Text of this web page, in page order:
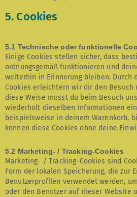
5. Cookies
5.1 Technische oder funktionelle
Einige Cookies stellen sicher, dass
ordnungsgemäß funktionieren und
weiterhin in Erinnerung bleiben. Durch
Cookies erleichtern wir dir den Besuch
diese Weise musst du beim Besuch
wiederholt dieselben Informationen
beispielsweise in deinem Warenkorb,
können diese Cookies ohne deine
5.2 Marketing- / Tracking-Cookies
Marketing- / Tracking-Cookies sind
Form der lokalen Speicherung, die zur
Benutzerprofilen verwendet werden,
oder den Benutzer auf dieser Website